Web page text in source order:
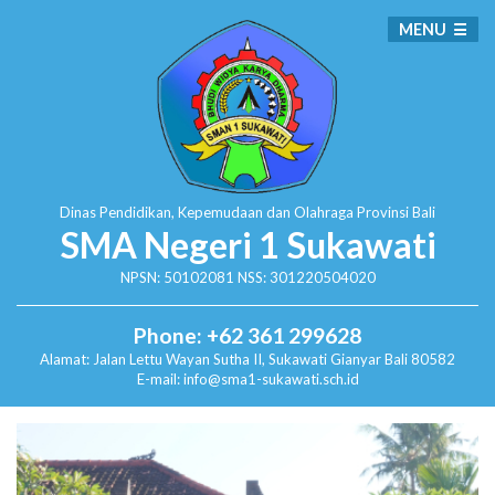
Dinas Pendidikan, Kepemudaan dan Olahraga Provinsi Bali
SMA Negeri 1 Sukawati
NPSN: 50102081 NSS: 301220504020
Phone: +62 361 299628
Alamat: Jalan Lettu Wayan Sutha II, SukawatiGianyar Bali 80582
E-mail: info@sma1-sukawati.sch.id
MENU